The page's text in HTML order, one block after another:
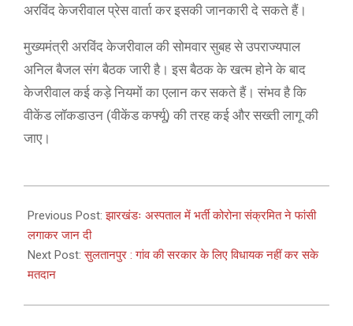
अरविंद केजरीवाल प्रेस वार्ता कर इसकी जानकारी दे सकते हैं।
मुख्यमंत्री अरविंद केजरीवाल की सोमवार सुबह से उपराज्यपाल
अनिल बैजल संग बैठक जारी है। इस बैठक के खत्म होने के बाद
केजरीवाल कई कड़े नियमों का एलान कर सकते हैं। संभव है कि
वीकेंड लॉकडाउन (वीकेंड कर्फ्यू) की तरह कई और सख्ती लागू की
जाए।
04-
19
Previous Post:झारखंडः अस्पताल में भर्ती कोरोना संक्रमित ने फांसी
लगाकर जान दी
Next Post:सुलतानपुर : गांव की सरकार के लिए विधायक नहीं कर सके
मतदान